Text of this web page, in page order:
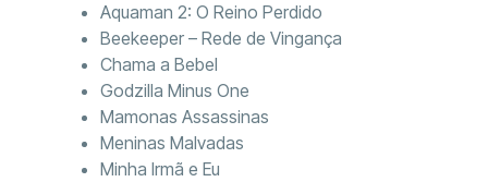
Aquaman 2: O Reino Perdido
Beekeeper – Rede de Vingança
Chama a Bebel
Godzilla Minus One
Mamonas Assassinas
Meninas Malvadas
Minha Irmã e Eu